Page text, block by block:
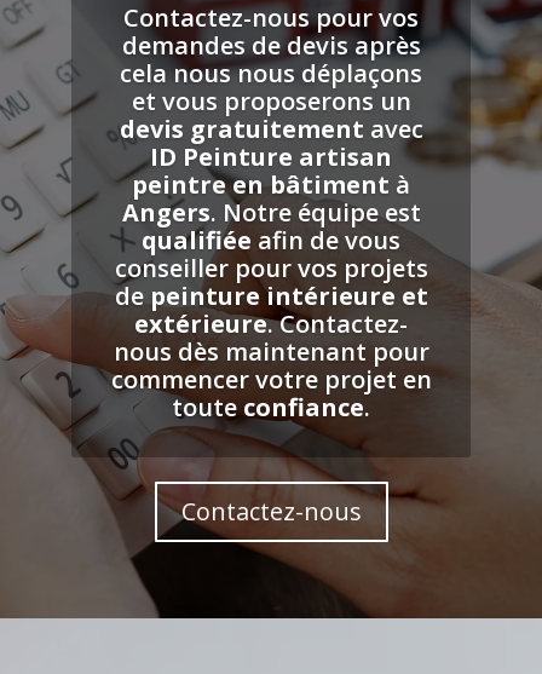
Contactez-nous pour vos
demandes de devis après
cela nous nous déplaçons
et vous proposerons un
devis gratuitement avec
ID Peinture artisan
peintre en bâtiment à
Angers. Notre équipe est
qualifiée afin de vous
conseiller pour vos projets
de peinture intérieure et
extérieure. Contactez-
nous dès maintenant pour
commencer votre projet en
touteconfiance.
Contactez-nous